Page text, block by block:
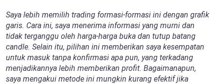
Saya lebih memilih trading formasi-formasi ini dengan grafik
garis. Cara ini, saya menerima informasi yang murni dan
tidak terganggu oleh harga-harga buka dan tutup batang
candle. Selain itu, pilihan ini memberikan saya kesempatan
untuk masuk tanpa konfirmasi apa pun, yang terkadang
menjadikannya lebih memberikan profit. Bagaimanapun,
saya mengakui metode ini mungkin kurang efektif jika